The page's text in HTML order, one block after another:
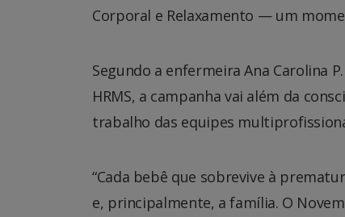
Corporal e Relaxamento — um
Segundo a enfermeira Ana Carolina
HRMS, a campanha vai além da
trabalho das equipes
“Cada bebê que sobrevive à
e, principalmente, a família. O